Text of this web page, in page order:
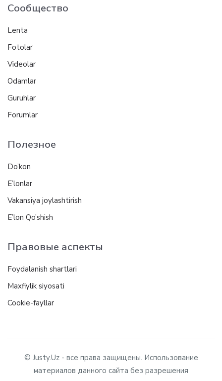
Сообщество
Lenta
Fotolar
Videolar
Odamlar
Guruhlar
Forumlar
Полезное
Do’kon
E’lonlar
Vakansiya joylashtirish
E’lon Qo’shish
Правовые аспекты
Foydalanish shartlari
Maxfiylik siyosati
Cookie-fayllar
© Justy.Uz - все права защищены. Использование
материалов данного сайта без разрешения